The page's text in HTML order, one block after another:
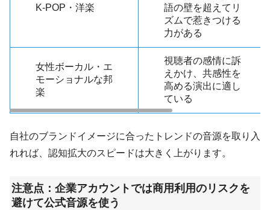
K-POP・洋楽
語の壁を超えてリ
ズムで惹きつける
力がある
女性ボーカル・エ
モーショナルな邦
楽
視聴者の感情に訴
えかけ、共感性を
高める演出に適し
ている
自社のブランドイメージに合ったトレンドの音源を取り入
れれば、認知拡大のスピードは大きく上がります。
注意点：企業アカウントでは商用利用のリスクを
避けて公式音源を使う